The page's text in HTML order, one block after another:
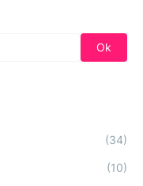
(34)
(10)